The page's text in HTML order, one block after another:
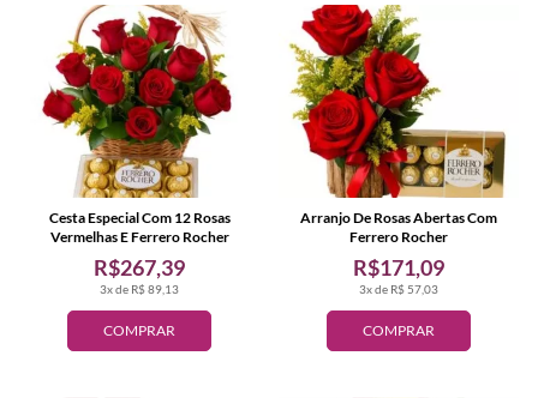
COMPRAR
3x de R$ 89,13
R$267,39
Cesta Especial Com 12 Rosas
Vermelhas E Ferrero Rocher
COMPRAR
3x de R$ 57,03
R$171,09
Arranjo De Rosas Abertas Com
Ferrero Rocher